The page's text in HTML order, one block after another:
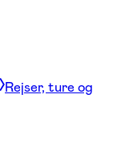
Rejser, ture og